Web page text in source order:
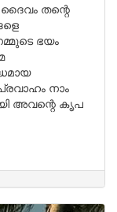
ദൈവം തന്റെ
ഭയം
നാം
അവന്റെ കൃപ